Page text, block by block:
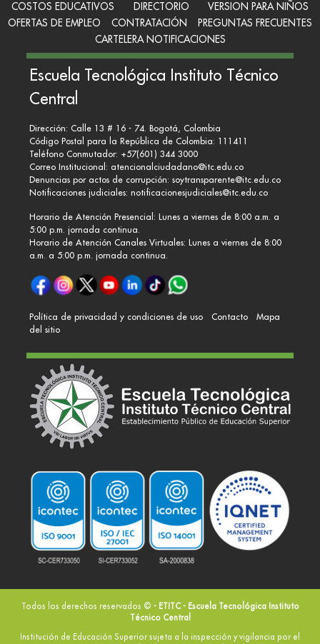
COSTOS EDUCATIVOS DIRECTORIO
VERSION PARA NIÑOS
OFERTAS DE EMPLEO
CONTRATACIÓN
PREGUNTAS FRECUENTES
CARTELERA NOTIFICACIONES
Escuela Tecnológica Instituto Técnico
Central
Dirección: Calle 13 # 16 - 74. Bogotá, Colombia
Código Postal para la República de Colombia: 111411
Teléfono Conmutador: +57(601) 344 3000
Correo Institucional: atencionalciudadano@itc.edu.co
Denuncias por actos de corrupción: soytransparente@itc.edu.co
Notificaciones judiciales: notificacionesjudiciales@itc.edu.co
Horario de Atención Presencial: Lunes a viernes de 8:00 a.m. a
5:00 p.m. jornada continua.
Horario de Atención Canales Virtuales: Lunes a viernes de 8:00
a.m. a 5:00 p.m. jornada continua.
Política de privacidad y condiciones de uso Contacto
Mapa
del sitio
Todos los derechos reservados © - ETITC - Escuela Tecnológica Instituto
Técnico Central
Institución de Educación Superior sujeta a la inspección y vigilancia por el